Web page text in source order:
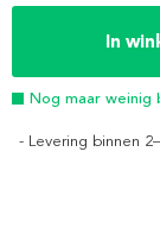
In
Nog maar weinig
- Levering binnen